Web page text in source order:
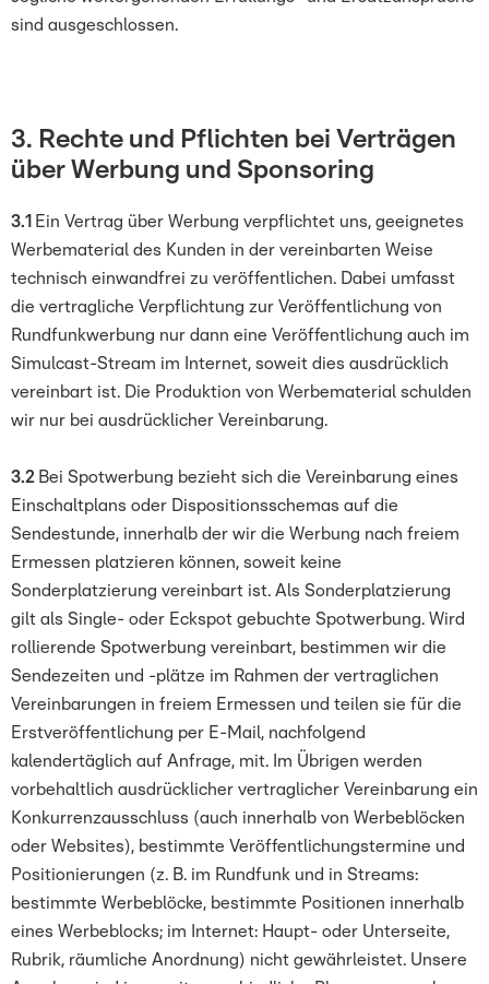
sind ausgeschlossen.
3. Rechte und Pflichten bei Verträgen
über Werbung und Sponsoring
3.1 Ein Vertrag über Werbung verpflichtet uns, geeignetes
Werbematerial des Kunden in der vereinbarten Weise
technisch einwandfrei zu veröffentlichen. Dabei umfasst
die vertragliche Verpflichtung zur Veröffentlichung von
Rundfunkwerbung nur dann eine Veröffentlichung auch im
Simulcast-Stream im Internet, soweit dies ausdrücklich
vereinbart ist. Die Produktion von Werbematerial schulden
wir nur bei ausdrücklicher Vereinbarung.
3.2 Bei Spotwerbung bezieht sich die Vereinbarung eines
Einschaltplans oder Dispositionsschemas auf die
Sendestunde, innerhalb der wir die Werbung nach freiem
Ermessen platzieren können, soweit keine
Sonderplatzierung vereinbart ist. Als Sonderplatzierung
gilt als Single- oder Eckspot gebuchte Spotwerbung. Wird
rollierende Spotwerbung vereinbart, bestimmen wir die
Sendezeiten und -plätze im Rahmen der vertraglichen
Vereinbarungen in freiem Ermessen und teilen sie für die
Erstveröffentlichung per E-Mail, nachfolgend
kalendertäglich auf Anfrage, mit. Im Übrigen werden
vorbehaltlich ausdrücklicher vertraglicher Vereinbarung ein
Konkurrenzausschluss (auch innerhalb von Werbeblöcken
oder Websites), bestimmte Veröffentlichungstermine und
Positionierungen (z. B. im Rundfunk und in Streams:
bestimmte Werbeblöcke, bestimmte Positionen innerhalb
eines Werbeblocks; im Internet: Haupt- oder Unterseite,
Rubrik, räumliche Anordnung) nicht gewährleistet. Unsere